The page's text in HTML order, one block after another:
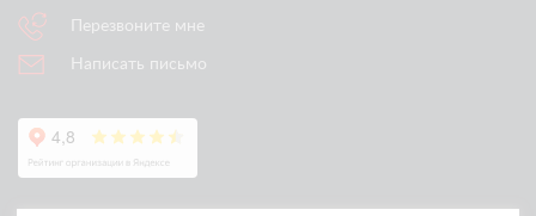
Перезвоните мне
Написать письмо